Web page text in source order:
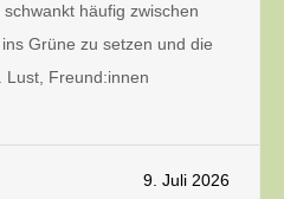
häufig zwischen
Grüne zu setzen und die
Lust, Freund:innen
9. Juli 2026